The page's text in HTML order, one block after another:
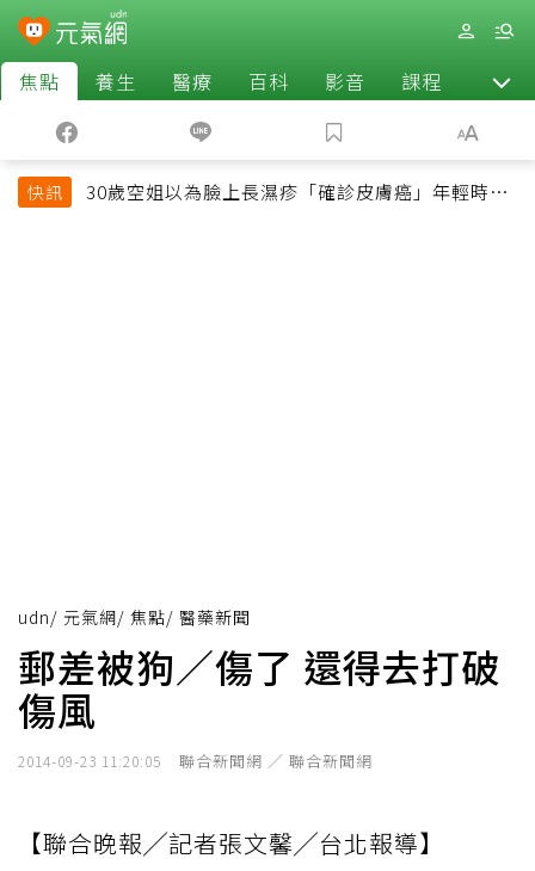
焦點 養生 醫療 百科 影音 課程 退休
快訊
30歲空姐以為臉上長濕疹「確診皮膚癌」年輕時一
udn/ 元氣網/ 焦點/ 醫藥新聞
郵差被狗／傷了 還得去打破
傷風
2014-09-23 11:20:05 聯合新聞網 ／ 聯合新聞網
【聯合晚報╱記者張文馨╱台北報導】